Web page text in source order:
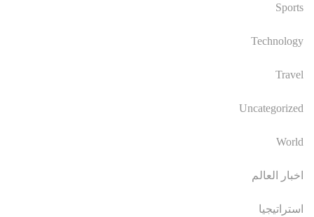
Sports
Technology
Travel
Uncategorized
World
اخبار العالم
استراتيجيا